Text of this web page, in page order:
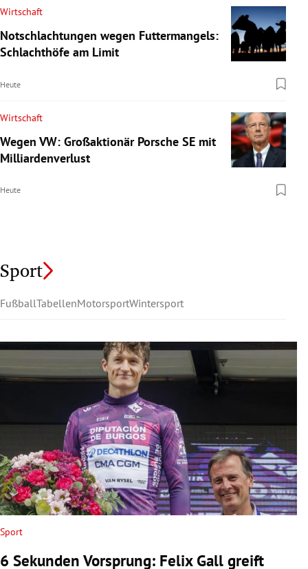
Wirtschaft
Notschlachtungen wegen Futtermangels:
Schlachthöfe am Limit
Heute
Wirtschaft
Wegen VW: Großaktionär Porsche SE mit
Milliardenverlust
Heute
Sport
FußballTabellenMotorsportWintersport
Sport
6 Sekunden Vorsprung: Felix Gall greift